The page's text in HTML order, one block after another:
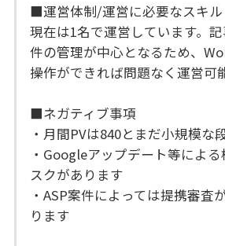
■運営体制/運営に必要なスキル
現在は1名で運営しています。
件の管理が中心となるため、
操作ができれば問題なく運営可
■ネガティブ事項
・月間PVは840とまだ小規模な
・Googleアップデート等によ
スクがあります
・ASP案件によっては提携審査
ります